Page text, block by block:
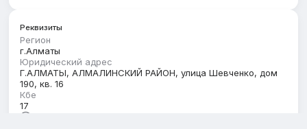
Реквизиты
Регион
г.Алматы
Юридический адрес
Г.АЛМАТЫ, АЛМАЛИНСКИЙ РАЙОН, улица Шевченко, дом
190, кв. 16
Кбе
17